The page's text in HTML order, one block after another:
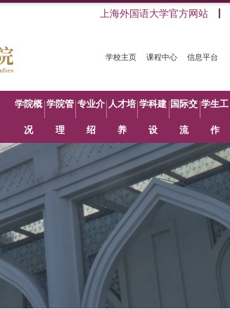
上海外国语大学官方网站
学校主页 课程中心 信息平台
学院概
况
学院管
理
专业介
绍
人才培
养
学科建
设
国际交
流
学生工
作